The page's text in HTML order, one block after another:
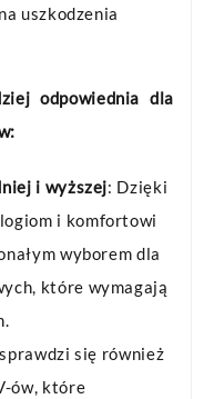
uszkodzenia
odpowiednia dla
i wyższej: Dzięki
i komfortowi
wyborem dla
które wymagają
się również
ów, które